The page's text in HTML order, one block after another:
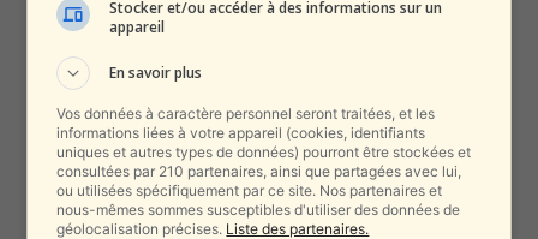
Stocker et/ou accéder à des informations sur un
appareil
En savoir plus
Vos données à caractère personnel seront traitées, et les
informations liées à votre appareil (cookies, identifiants
uniques et autres types de données) pourront être stockées et
consultées par 210 partenaires, ainsi que partagées avec lui,
ou utilisées spécifiquement par ce site. Nos partenaires et
nous-mêmes sommes susceptibles d'utiliser des données de
géolocalisation précises. Liste des partenaires.